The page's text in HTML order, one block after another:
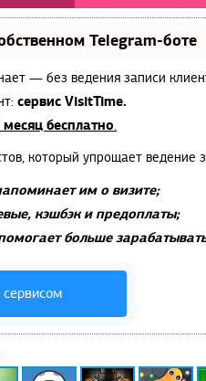
Telegram-боте
— без ведения записи
сервис VisitTime.
бесплатно.
который упрощает ведение
им о визите;
кэшбэк и предоплаты;
больше
сервисом